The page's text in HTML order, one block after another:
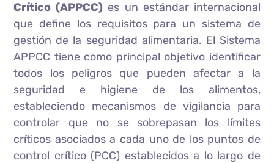
Crítico (APPCC) es un estándar internacional
que define los requisitos para un sistema de
gestión de la seguridad alimentaria. El Sistema
APPCC tiene como principal objetivo identificar
todos los peligros que pueden afectar a la
seguridad e higiene de los alimentos,
estableciendo mecanismos de vigilancia para
controlar que no se sobrepasan los límites
críticos asociados a cada uno de los puntos de
control crítico (PCC) establecidos a lo largo de